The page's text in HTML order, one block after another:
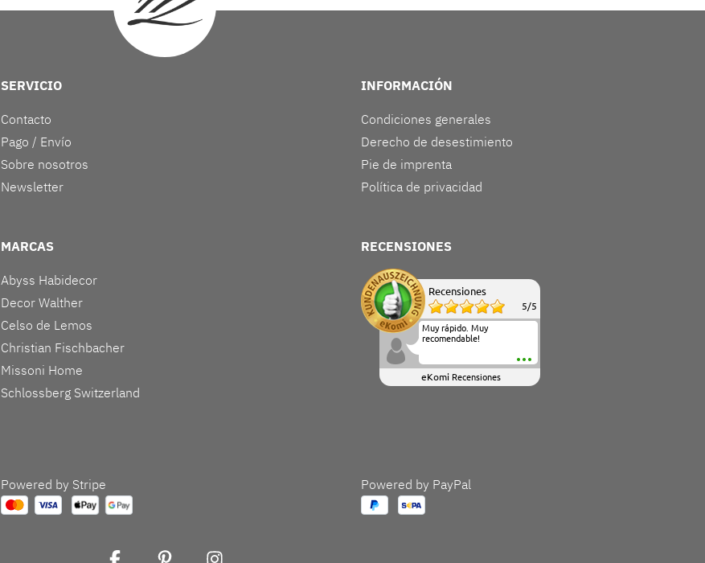
SERVICIO
Contacto
Pago / Envío
Sobre nosotros
Newsletter
INFORMACIÓN
Condiciones generales
Derecho de desestimiento
Pie de imprenta
Política de privacidad
MARCAS
Abyss Habidecor
Decor Walther
Celso de Lemos
Christian Fischbacher
Missoni Home
Schlossberg Switzerland
RECENSIONES
Recensiones
5/5
Muy rápido. Muy
recomendable!
eKomi Recensiones
Powered by Stripe Powered by PayPal